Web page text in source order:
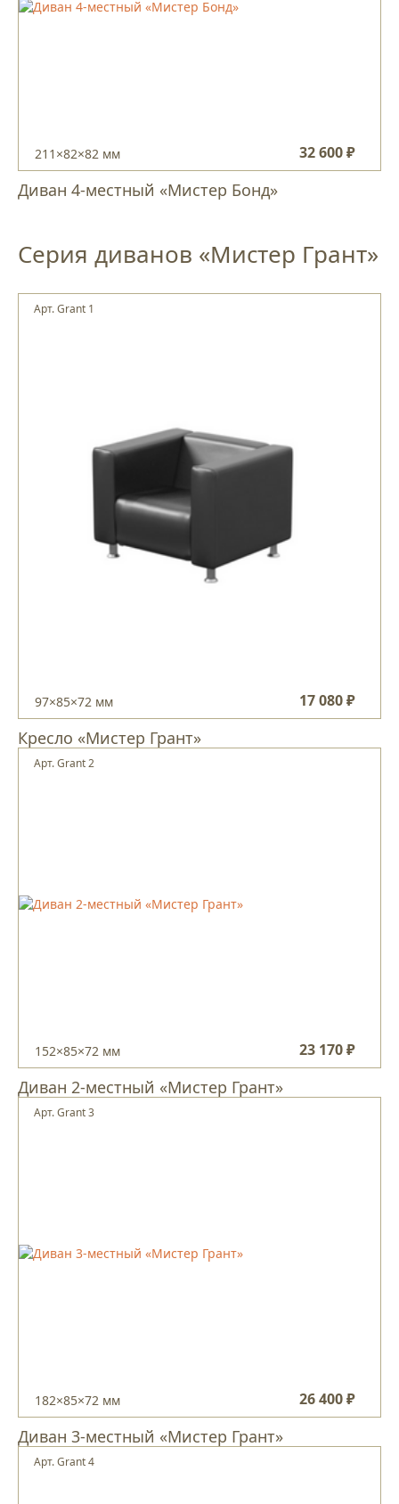
211×82×82 мм 32 600 ₽
Диван 4-местный «Мистер Бонд»
Серия диванов «Мистер Грант»
97×85×72 мм 17 080 ₽
Арт. Grant 1
Кресло «Мистер Грант»
152×85×72 мм 23 170 ₽
Арт. Grant 2
Диван 2-местный «Мистер Грант»
182×85×72 мм 26 400 ₽
Арт. Grant 3
Диван 3-местный «Мистер Грант»
Арт. Grant 4